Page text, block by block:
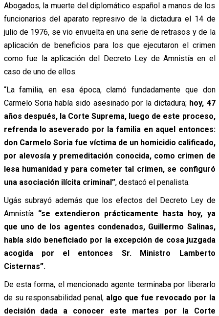
Abogados, la muerte del diplomático español a manos de los
funcionarios del aparato represivo de la dictadura el 14 de
julio de 1976, se vio envuelta en una serie de retrasos y de la
aplicación de beneficios para los que ejecutaron el crimen
como fue la aplicación del Decreto Ley de Amnistía en el
caso de uno de ellos.
“La familia, en esa época, clamó fundadamente que don
Carmelo Soria había sido asesinado por la dictadura; hoy, 47
años después, la Corte Suprema, luego de este proceso,
refrenda lo aseverado por la familia en aquel entonces:
don Carmelo Soria fue víctima de un homicidio calificado,
por alevosía y premeditación conocida, como crimen de
lesa humanidad y para cometer tal crimen, se configuró
una asociación ilícita criminal”, destacó el penalista.
Ugás subrayó además que los efectos del Decreto Ley de
Amnistía “se extendieron prácticamente hasta hoy, ya
que uno de los agentes condenados, Guillermo Salinas,
había sido beneficiado por la excepción de cosa juzgada
acogida por el entonces Sr. Ministro Lamberto
Cisternas”.
De esta forma, el mencionado agente terminaba por liberarlo
de su responsabilidad penal, algo que fue revocado por la
decisión dada a conocer este martes por la Corte